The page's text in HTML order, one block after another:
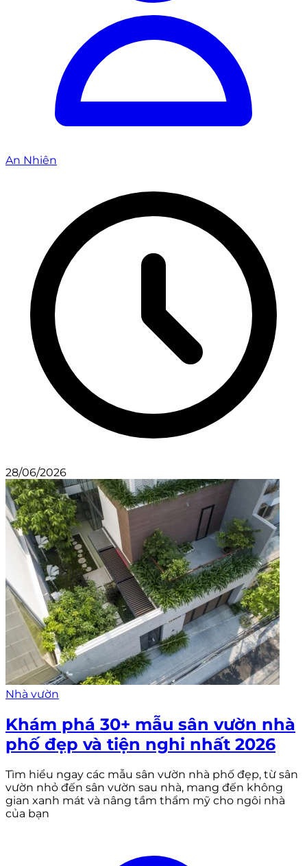
An Nhiên
28/06/2026
Nhà vườn
Khám phá 30+ mẫu sân vườn nhà
phố đẹp và tiện nghi nhất 2026
Tìm hiểu ngay các mẫu sân vườn nhà phố đẹp, từ sân
vườn nhỏ đến sân vườn sau nhà, mang đến không
gian xanh mát và nâng tầm thẩm mỹ cho ngôi nhà
của bạn